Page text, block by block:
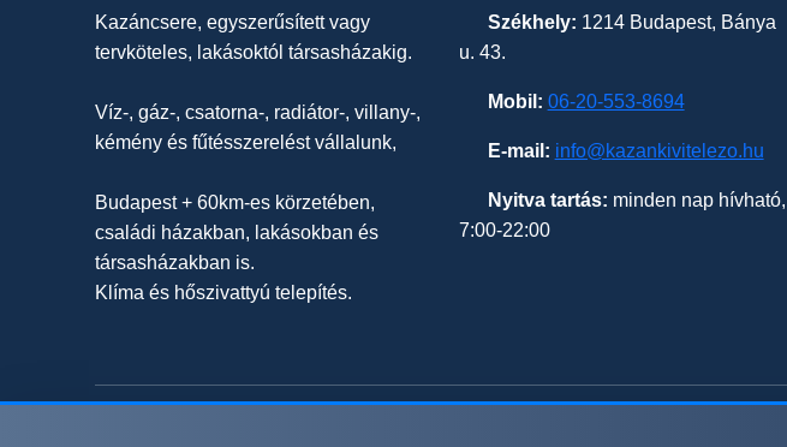
Kazáncsere, egyszerűsített vagy
tervköteles, lakásoktól társasházakig.
Víz-, gáz-, csatorna-, radiátor-, villany-,
kémény és fűtésszerelést vállalunk,
Budapest + 60km-es körzetében,
családi házakban, lakásokban és
társasházakban is.
Klíma és hőszivattyú telepítés.
Székhely: 1214 Budapest, Bánya
u. 43.
Mobil: 06-20-553-8694
E-mail: info@kazankivitelezo.hu
Nyitva tartás: minden nap hívható,
7:00-22:00